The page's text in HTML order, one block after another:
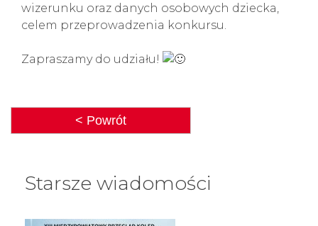
wizerunku oraz danych osobowych dziecka,
celem przeprowadzenia konkursu.
Zapraszamy do udziału!
< Powrót
Starsze wiadomości